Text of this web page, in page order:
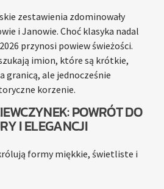
zestawienia zdominowały
i Janowie. Choć klasyka nadal
przynosi powiew świeżości.
imion, które są krótkie,
granicą, ale jednocześnie
korzenie.
POWRÓT DO
I ELEGANCJI
formy miękkie, świetliste i